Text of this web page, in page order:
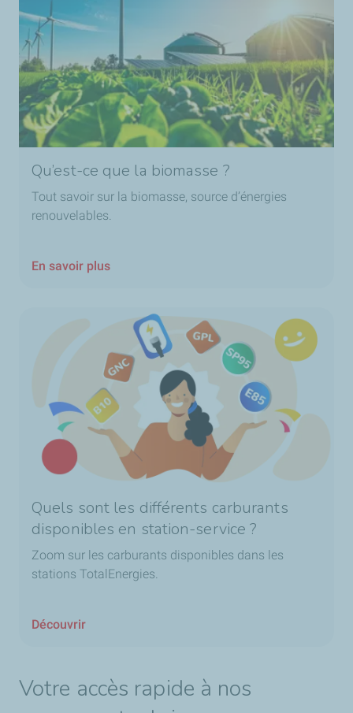
Qu’est-ce que la biomasse ?
Tout savoir sur la biomasse, source d’énergies
renouvelables.
En savoir plus
Quels sont les différents carburants
disponibles en station-service ?
Zoom sur les carburants disponibles dans les
stations TotalEnergies.
Découvrir
Votre accès rapide à nos